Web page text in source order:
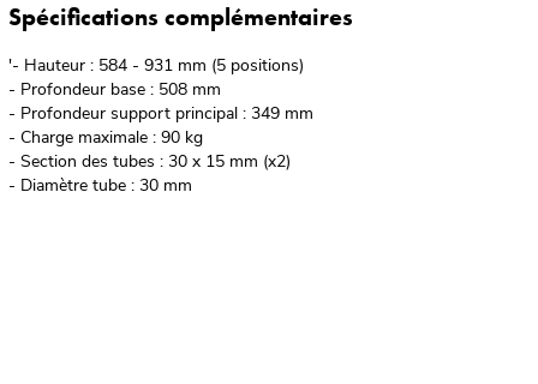
Spécifications complémentaires
'- Hauteur : 584 - 931 mm (5 positions)
- Profondeur base : 508 mm
- Profondeur support principal : 349 mm
- Charge maximale : 90 kg
- Section des tubes : 30 x 15 mm (x2)
- Diamètre tube : 30 mm